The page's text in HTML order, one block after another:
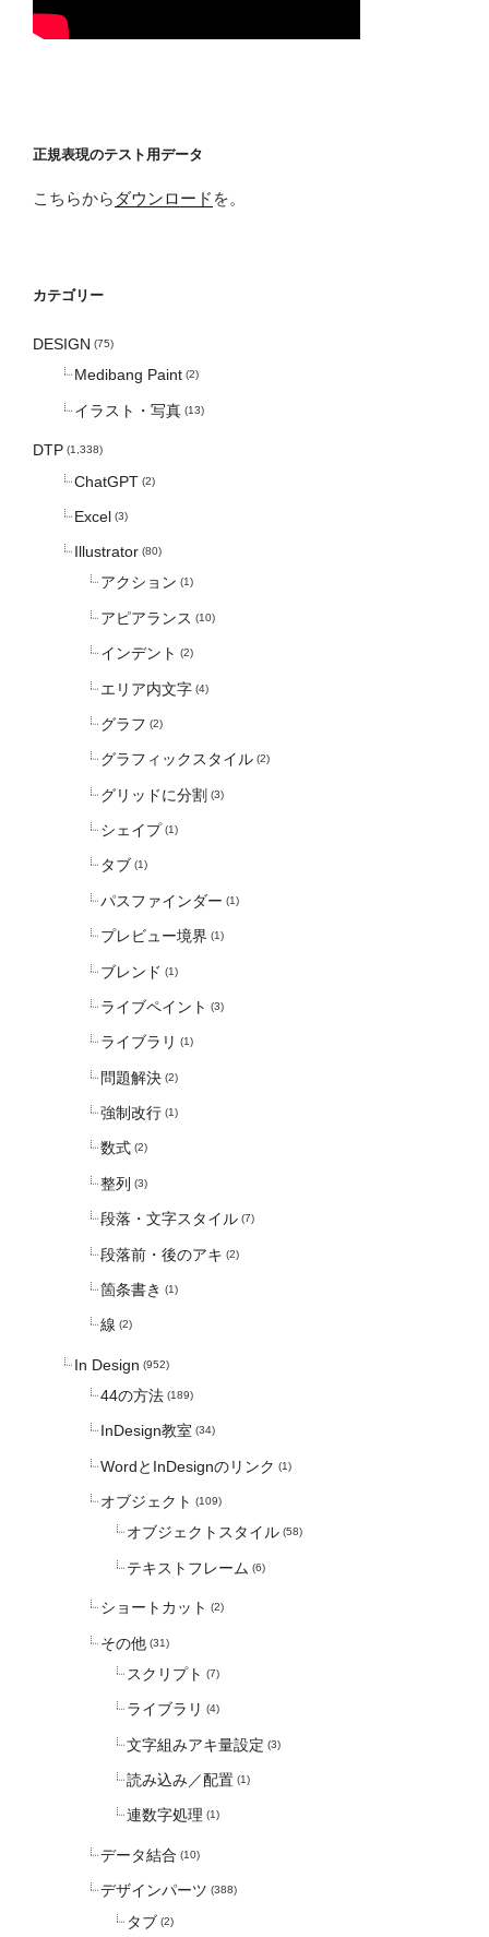
正規表現のテスト用データ
こちらから ダウンロード を。
カテゴリー
DESIGN (75)
Medibang Paint (2)
イラスト・写真 (13)
DTP (1,338)
ChatGPT (2)
Excel (3)
Illustrator (80)
アクション (1)
アピアランス (10)
インデント (2)
エリア内文字 (4)
グラフ (2)
グラフィックスタイル (2)
グリッドに分割 (3)
シェイプ (1)
タブ (1)
パスファインダー (1)
プレビュー境界 (1)
ブレンド (1)
ライブペイント (3)
ライブラリ (1)
問題解決 (2)
強制改行 (1)
数式 (2)
整列 (3)
段落・文字スタイル (7)
段落前・後のアキ (2)
箇条書き (1)
線 (2)
In Design (952)
44の方法 (189)
InDesign教室 (34)
WordとInDesignのリンク (1)
オブジェクト (109)
オブジェクトスタイル (58)
テキストフレーム (6)
ショートカット (2)
その他 (31)
スクリプト (7)
ライブラリ (4)
文字組みアキ量設定 (3)
読み込み／配置 (1)
連数字処理 (1)
データ結合 (10)
デザインパーツ (388)
タブ (2)